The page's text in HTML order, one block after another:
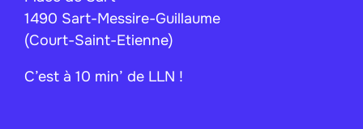
1490 Sart-Messire-Guillaume
(Court-Saint-Etienne)
C’est à 10 min’ de LLN !